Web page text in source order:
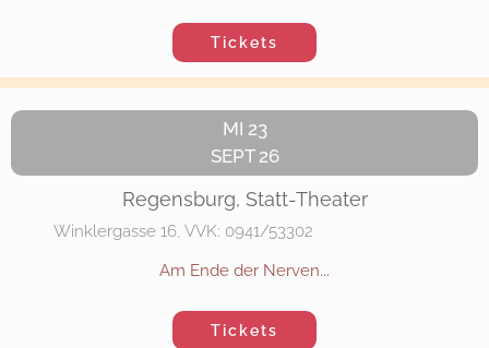
Tickets
MI 23
SEPT 26
Regensburg, Statt-Theater
Winklergasse 16, VVK: 0941/53302
Am Ende der Nerven...
Tickets